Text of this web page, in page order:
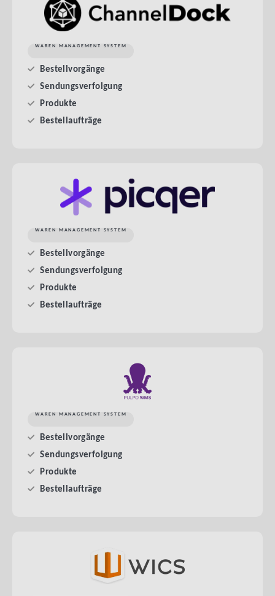
WAREN MANAGEMENT SYSTEM
Bestellvorgänge
Sendungsverfolgung
Produkte
Bestellaufträge
WAREN MANAGEMENT SYSTEM
Bestellvorgänge
Sendungsverfolgung
Produkte
Bestellaufträge
WAREN MANAGEMENT SYSTEM
Bestellvorgänge
Sendungsverfolgung
Produkte
Bestellaufträge